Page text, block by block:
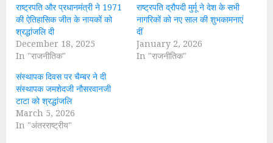
राष्ट्रपति और प्रधानमंत्री ने 1971
की ऐतिहासिक जीत के नायकों को
श्रद्धांजलि दी
December 18, 2025
In "राजनीतिक"
राष्ट्रपति द्रौपदी मुर्मू ने देश के सभी
नागरिकों को नए साल की शुभकामनाएं
दीं
January 2, 2026
In "राजनीतिक"
संस्थापक दिवस पर चैम्बर ने दी
संस्थापक जमशेदजी नौसरवानजी
टाटा को श्रद्धांजलि
March 5, 2026
In "अंतरराष्ट्रीय"